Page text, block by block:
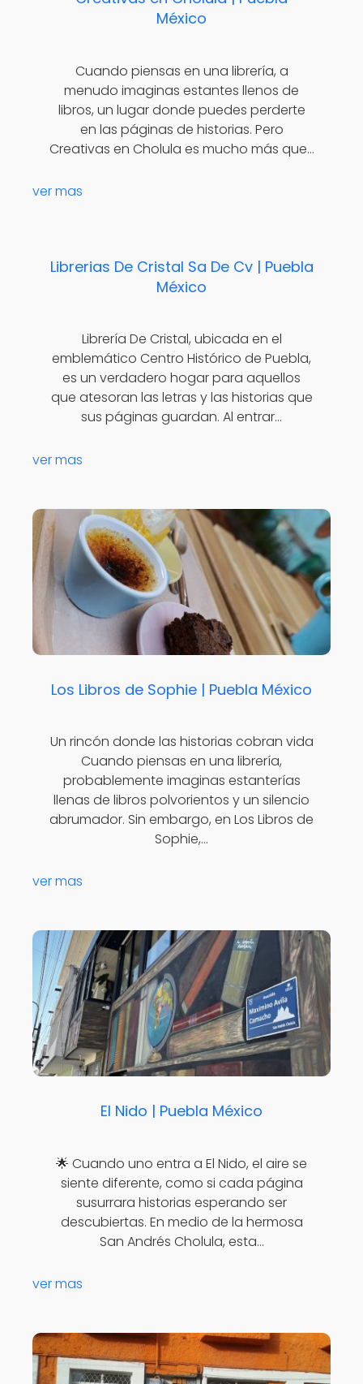
México
Cuando piensas en una librería, a
menudo imaginas estantes llenos de
libros, un lugar donde puedes perderte
en las páginas de historias. Pero
Creativas en Cholula es mucho más que…
ver mas
Librerias De Cristal Sa De Cv | Puebla
México
Librería De Cristal, ubicada en el
emblemático Centro Histórico de Puebla,
es un verdadero hogar para aquellos
que atesoran las letras y las historias que
sus páginas guardan. Al entrar…
ver mas
Los Libros de Sophie | Puebla México
Un rincón donde las historias cobran vida
Cuando piensas en una librería,
probablemente imaginas estanterías
llenas de libros polvorientos y un silencio
abrumador. Sin embargo, en Los Libros de
Sophie,…
ver mas
El Nido | Puebla México
🌟 Cuando uno entra a El Nido, el aire se
siente diferente, como si cada página
susurrara historias esperando ser
descubiertas. En medio de la hermosa
San Andrés Cholula, esta…
ver mas